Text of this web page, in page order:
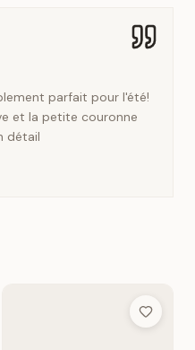
parfait pour l'été!
et la petite couronne
détail
List Add to